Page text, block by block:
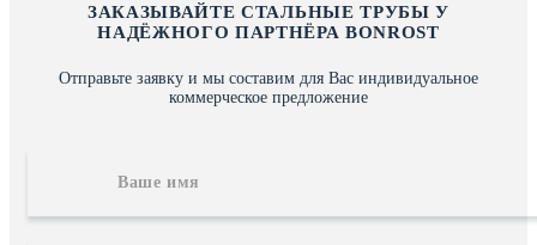
ЗАКАЗЫВАЙТЕ СТАЛЬНЫЕ ТРУБЫ У
НАДЁЖНОГО ПАРТНЁРА BONROST
Отправьте заявку и мы составим для Вас индивидуальное
коммерческое предложение